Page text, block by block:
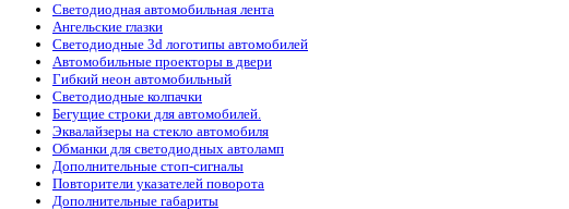
Светодиодная автомобильная лента
Ангельские глазки
Светодиодные 3d логотипы автомобилей
Автомобильные проекторы в двери
Гибкий неон автомобильный
Светодиодные колпачки
Бегущие строки для автомобилей.
Эквалайзеры на стекло автомобиля
Обманки для светодиодных автоламп
Дополнительные стоп-сигналы
Повторители указателей поворота
Дополнительные габариты